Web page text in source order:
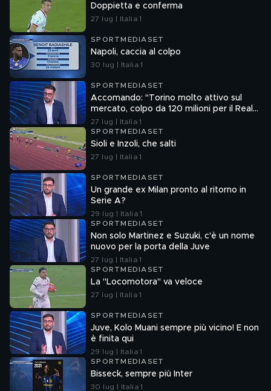
Doppietta e conferma
27 lug | Italia 1
SPORTMEDIASET
Napoli, caccia al colpo
30 lug | Italia 1
SPORTMEDIASET
Accomando: "Torino molto attivo sul
mercato, colpo da 120 milioni per il Real
Madrid"
27 lug | Italia 1
SPORTMEDIASET
Sioli e Inzoli, che salti
27 lug | Italia 1
SPORTMEDIASET
Un grande ex Milan pronto al ritorno in
Serie A?
29 lug | Italia 1
SPORTMEDIASET
Non solo Martinez e Suzuki, c'è un nome
nuovo per la porta della Juve
27 lug | Italia 1
SPORTMEDIASET
La "Locomotora" va veloce
27 lug | Italia 1
SPORTMEDIASET
Juve, Kolo Muani sempre più vicino! E non
è finita qui
29 lug | Italia 1
SPORTMEDIASET
Bisseck, sempre più Inter
30 lug | Italia 1